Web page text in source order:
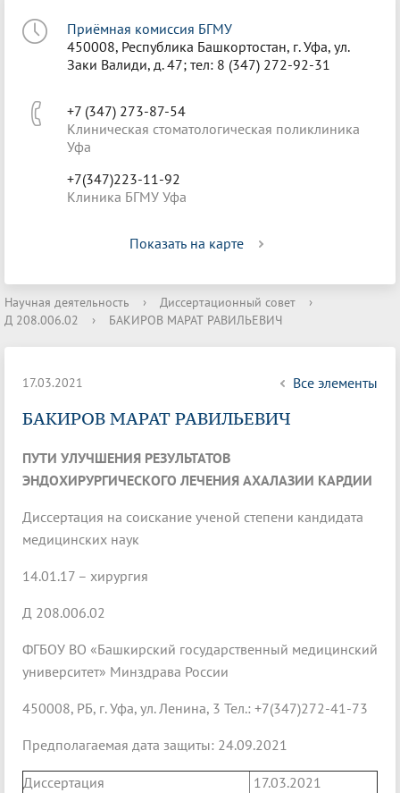
Приёмная комиссия БГМУ
450008, Республика Башкортостан, г. Уфа, ул.
Заки Валиди, д. 47; тел: 8 (347) 272-92-31
+7 (347) 273-87-54
Клиническая стоматологическая поликлиника
Уфа
+7(347)223-11-92
Клиника БГМУ Уфа
Показать на карте
Научная деятельность › Диссертационный совет
›
Д 208.006.02
› БАКИРОВ МАРАТ РАВИЛЬЕВИЧ
17.03.2021 Все элементы
БАКИРОВ МАРАТ РАВИЛЬЕВИЧ
ПУТИ УЛУЧШЕНИЯ РЕЗУЛЬТАТОВ
ЭНДОХИРУРГИЧЕСКОГО ЛЕЧЕНИЯ АХАЛАЗИИ КАРДИИ
Диссертация на соискание ученой степени кандидата
медицинских наук
14.01.17 – хирургия
Д 208.006.02
ФГБОУ ВО «Башкирский государственный медицинский
университет» Минздрава России
450008, РБ, г. Уфа, ул. Ленина, 3 Тел.: +7(347)272-41-73
Предполагаемая дата защиты: 24.09.2021
Диссертация 17.03.2021